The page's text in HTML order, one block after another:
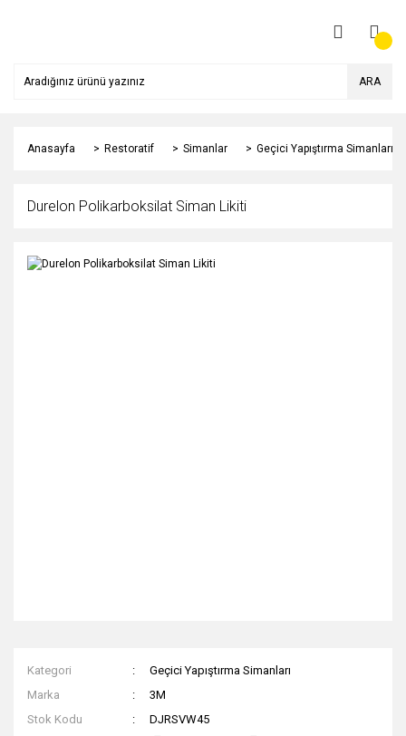
ARA
Anasayfa Restoratif Simanlar Geçici Yapıştırma Simanları
Durelon Polikarboksilat Siman Likiti
Kategori
Geçici Yapıştırma Simanları
Marka
3M
Stok Kodu
DJRSVW45